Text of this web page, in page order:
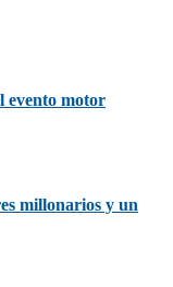
evento motor
millonarios y un